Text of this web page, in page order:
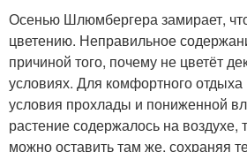
Осенью Шлюмбергера замирает,
цветению. Неправильное
причиной того, почему не цветёт
условиях. Для комфортного отдыха
условия прохлады и пониженной
растение содержалось на воздухе,
можно оставить там же, сохраняя